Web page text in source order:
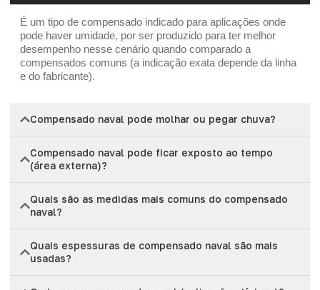
É um tipo de compensado indicado para aplicações onde
pode haver umidade, por ser produzido para ter melhor
desempenho nesse cenário quando comparado a
compensados comuns (a indicação exata depende da linha
e do fabricante).
Compensado naval pode molhar ou pegar chuva?
Compensado naval pode ficar exposto ao tempo
(área externa)?
Quais são as medidas mais comuns do compensado
naval?
Quais espessuras de compensado naval são mais
usadas?